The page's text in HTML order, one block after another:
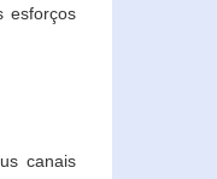
esforços
canais